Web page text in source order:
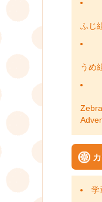
ふじ
うめ
学